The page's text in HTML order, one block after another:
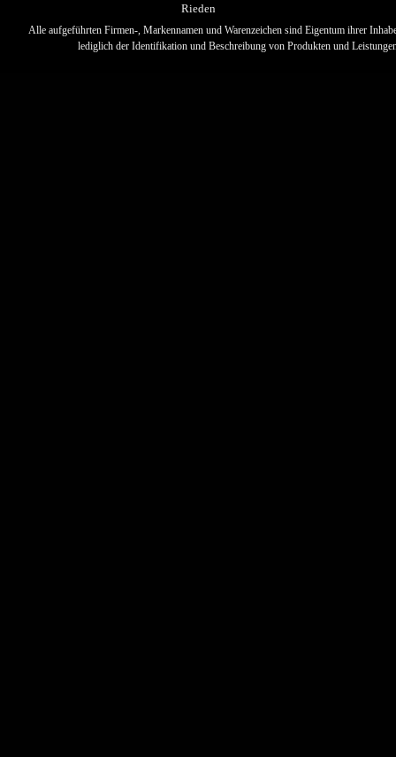
Rieden
Alle aufgeführten Firmen-, Markennamen und Warenzeichen sind Eigentum ihrer
lediglich der Identifikation und Beschreibung von Produkten und